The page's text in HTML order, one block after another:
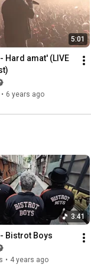
5:01
Hard amat' (LIVE
• 6 years ago
3:41
Bistrot Boys
• 4 years ago